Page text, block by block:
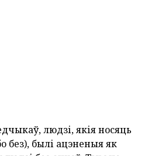
людзі, якія носяць
без), былі ацэненыя як